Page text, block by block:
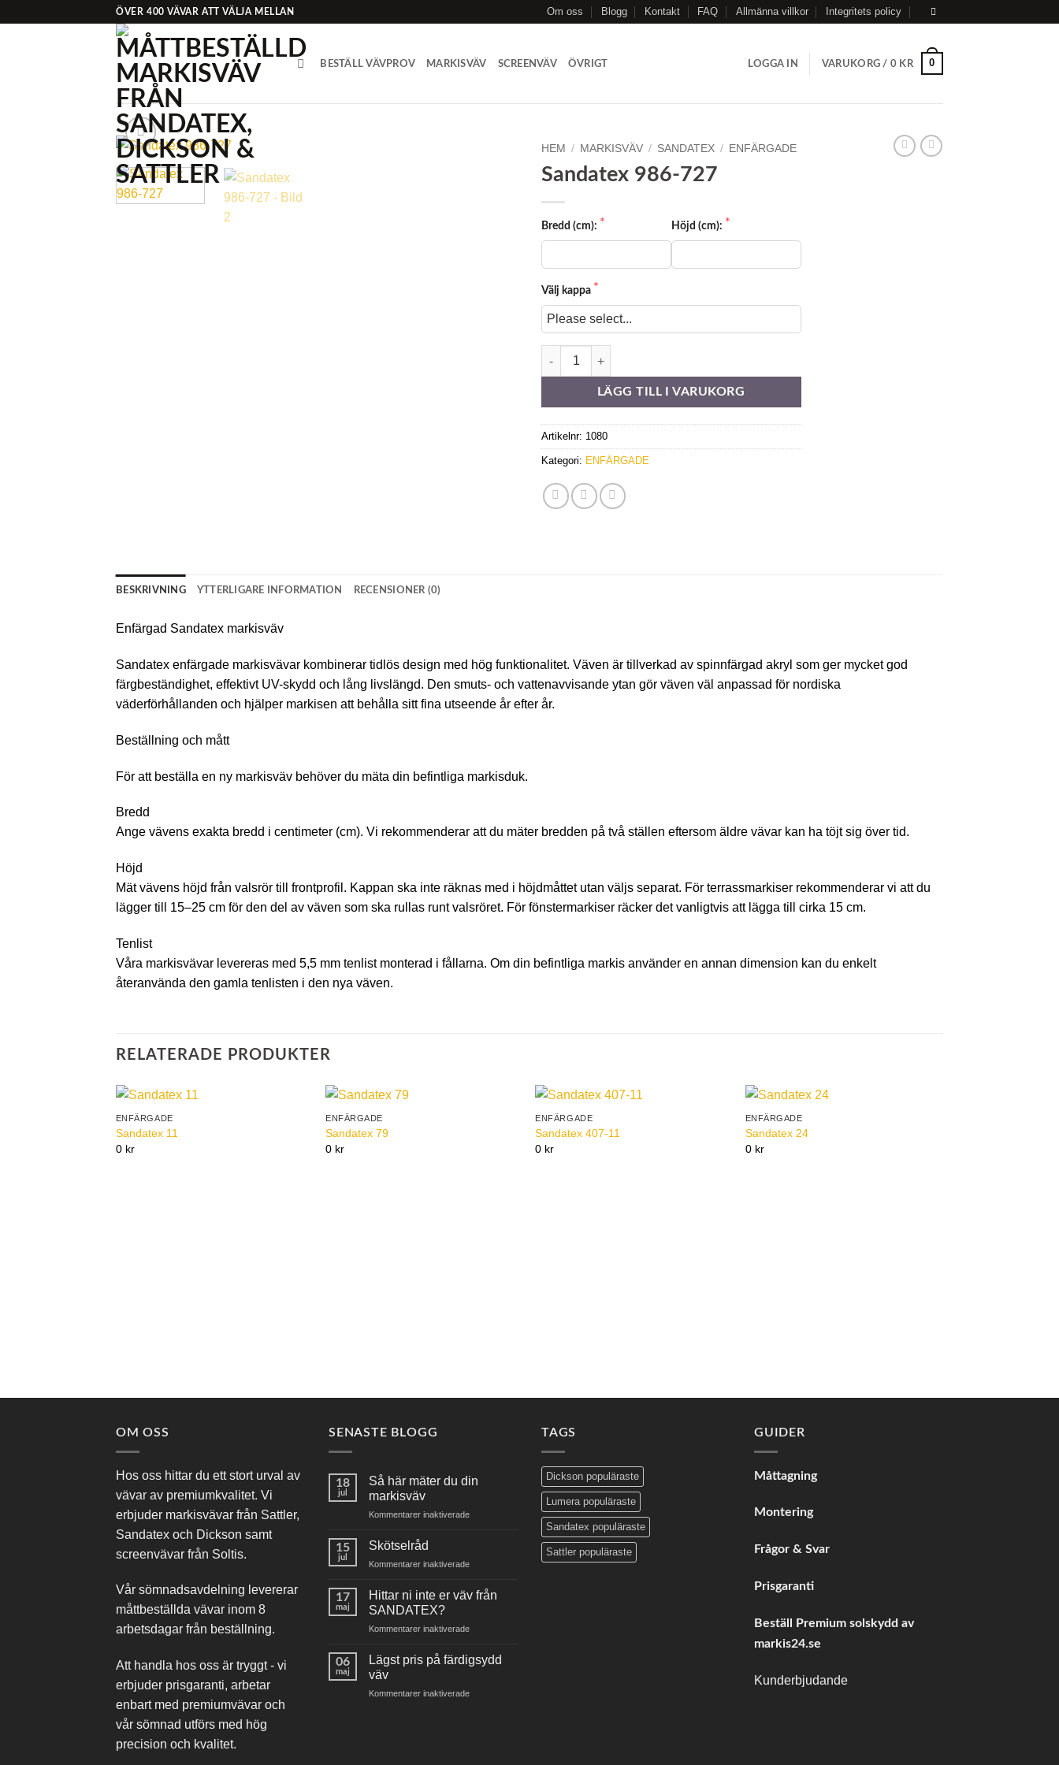
ÖVER 400 VÄVAR ATT VÄLJA MELLAN Om oss Blogg Kontakt FAQ Allmänna villkor Integritets policy
BESTÄLL VÄVPROV MARKISVÄV SCREENVÄV ÖVRIGT LOGGA IN VARUKORG / 0 KR 0
HEM / MARKISVÄV / SANDATEX / ENFÄRGADE
Sandatex 986-727
Bredd (cm): Höjd (cm):
Välj kappa
Sandatex 986-727 mängd
LÄGG TILL I VARUKORG
Artikelnr: 1080
Kategori: ENFÄRGADE
BESKRIVNING YTTERLIGARE INFORMATION RECENSIONER (0)
Enfärgad Sandatex markisväv
Sandatex enfärgade markisvävar kombinerar tidlös design med hög funktionalitet. Väven är tillverkad av spinnfärgad akryl som ger mycket god
färgbeständighet, effektivt UV-skydd och lång livslängd. Den smuts- och vattenavvisande ytan gör väven väl anpassad för nordiska
väderförhållanden och hjälper markisen att behålla sitt fina utseende år efter år.
Beställning och mått
För att beställa en ny markisväv behöver du mäta din befintliga markisduk.
Bredd
Ange vävens exakta bredd i centimeter (cm). Vi rekommenderar att du mäter bredden på två ställen eftersom äldre vävar kan ha töjt sig över tid.
Höjd
Mät vävens höjd från valsrör till frontprofil. Kappan ska inte räknas med i höjdmåttet utan väljs separat. För terrassmarkiser rekommenderar vi att du
lägger till 15–25 cm för den del av väven som ska rullas runt valsröret. För fönstermarkiser räcker det vanligtvis att lägga till cirka 15 cm.
Tenlist
Våra markisvävar levereras med 5,5 mm tenlist monterad i fållarna. Om din befintliga markis använder en annan dimension kan du enkelt
återanvända den gamla tenlisten i den nya väven.
RELATERADE PRODUKTER
ENFÄRGADE
Sandatex 11
0 kr
ENFÄRGADE
Sandatex 79
0 kr
ENFÄRGADE
Sandatex 407-11
0 kr
ENFÄRGADE
Sandatex 24
0 kr
OM OSS
Hos oss hittar du ett stort urval av
vävar av premiumkvalitet. Vi
erbjuder markisvävar från Sattler,
Sandatex och Dickson samt
screenvävar från Soltis.
Vår sömnadsavdelning levererar
måttbeställda vävar inom 8
arbetsdagar från beställning.
Att handla hos oss är tryggt - vi
erbjuder prisgaranti, arbetar
enbart med premiumvävar och
vår sömnad utförs med hög
precision och kvalitet.
SENASTE BLOGG
18
jul
Så här mäter du din
markisväv
Kommentarer inaktiveradeför
du
markisväv
15
jul
Skötselråd
Kommentarer inaktiveradeför
17
maj
Hittar ni inte er väv från
SANDATEX?
Kommentarer inaktiveradeför
inte
väv
06
maj
Lägst pris på färdigsydd
väv
Kommentarer inaktiveradeför
TAGS
Dickson populäraste
Lumera populäraste
Sandatex populäraste
Sattler populäraste
GUIDER
Måttagning
Montering
Frågor & Svar
Prisgaranti
Beställ Premium solskydd av
markis24.se
Kunderbjudande